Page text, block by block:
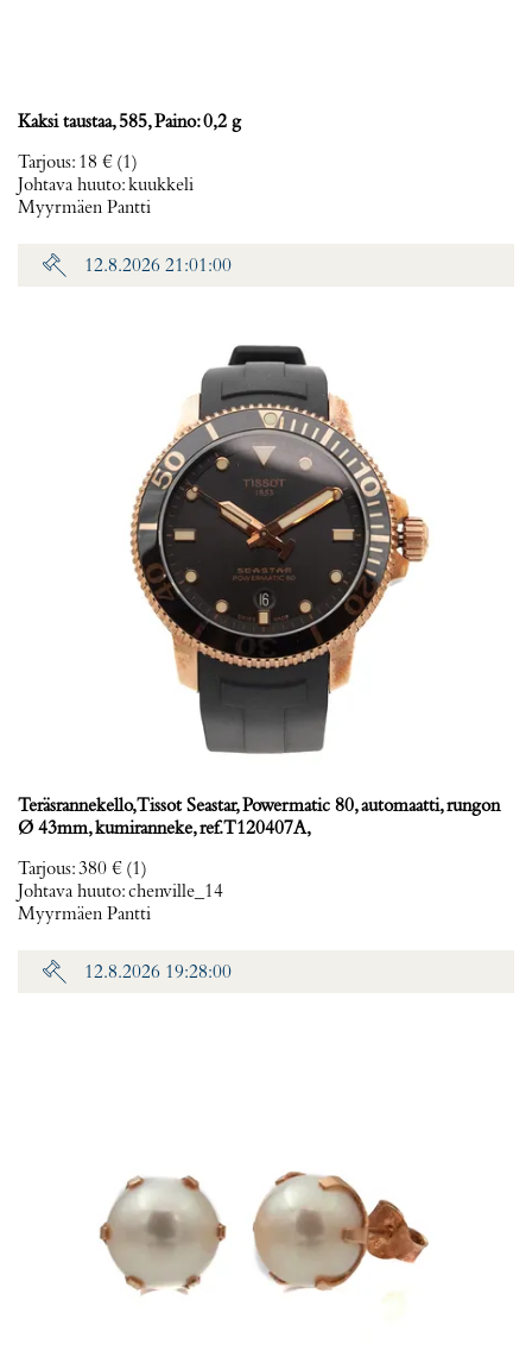
Kaksi taustaa, 585, Paino: 0,2 g
Tarjous: 18 € (1)
Johtava huuto:kuukkeli
Myyrmäen Pantti
12.8.2026 21:01:00
Teräsrannekello, Tissot Seastar, Powermatic 80, automaatti, rungon
Ø 43mm, kumiranneke, ref. T120407A,
Tarjous:380 € (1)
Johtava huuto:chenville_14
Myyrmäen Pantti
12.8.2026 19:28:00